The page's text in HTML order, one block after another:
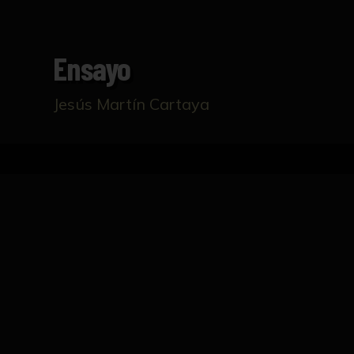
Ensayo
Jesús Martín Cartaya